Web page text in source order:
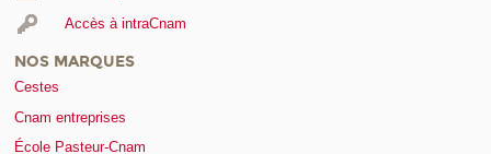
Accès à intraCnam
NOS MARQUES
Cestes
Cnam entreprises
École Pasteur-Cnam